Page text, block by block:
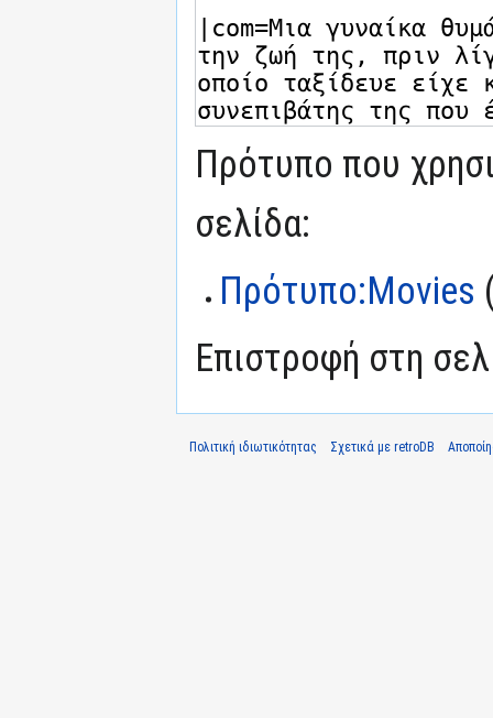
Πρότυπο που
σελίδα:
Πρότυπο:Movies
Επιστροφή στη
Πολιτική ιδιωτικότητας Σχετικά με retroDB